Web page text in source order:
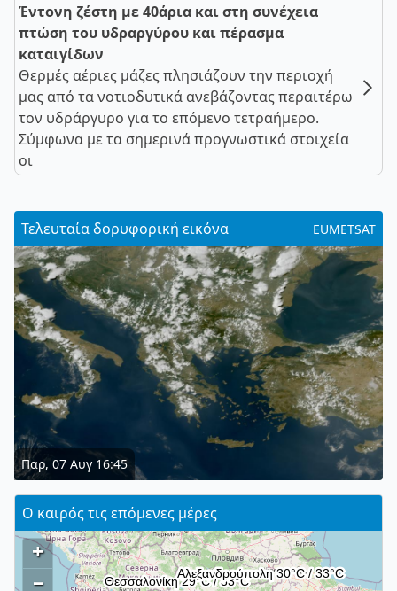
Έντονη ζέστη με 40άρια και στη συνέχεια
πτώση του υδραργύρου και πέρασμα
καταιγίδων
Θερμές αέριες μάζες πλησιάζουν την περιοχή
μας από τα νοτιοδυτικά ανεβάζοντας περαιτέρω
τον υδράργυρο για το επόμενο τετραήμερο.
Σύμφωνα με τα σημερινά προγνωστικά στοιχεία
οι
Τελευταία δορυφορική εικόνα EUMETSAT
Παρ, 07 Αυγ 16:45
Ο καιρός τις επόμενες μέρες
+
–